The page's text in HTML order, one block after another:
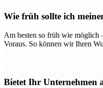
Wie früh sollte ich
Am besten so früh wie möglich
Voraus. So können wir Ihren
Bietet Ihr Unternehmen